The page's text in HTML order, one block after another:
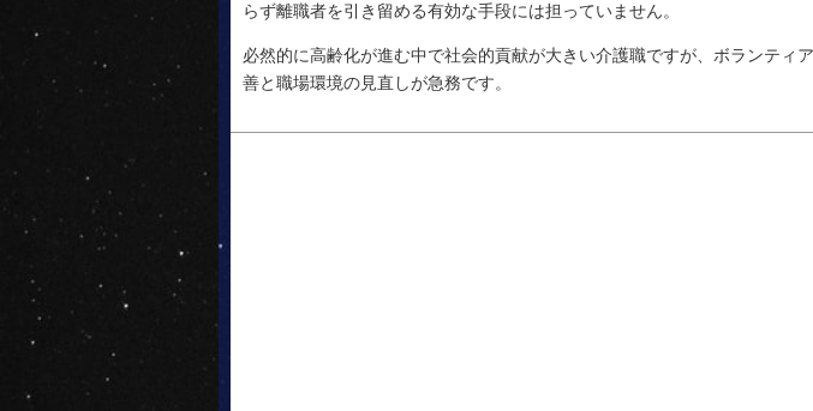
らず離職者を引き留める有効な手段には担っていません。
必然的に高齢化が進む中で社会的貢献が大きい介護職ですが、ボランティ
善と職場環境の見直しが急務です。